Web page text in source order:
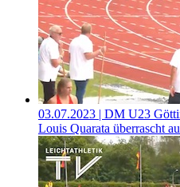
03.07.2023 | DM U23
Louis Quarata überrascht